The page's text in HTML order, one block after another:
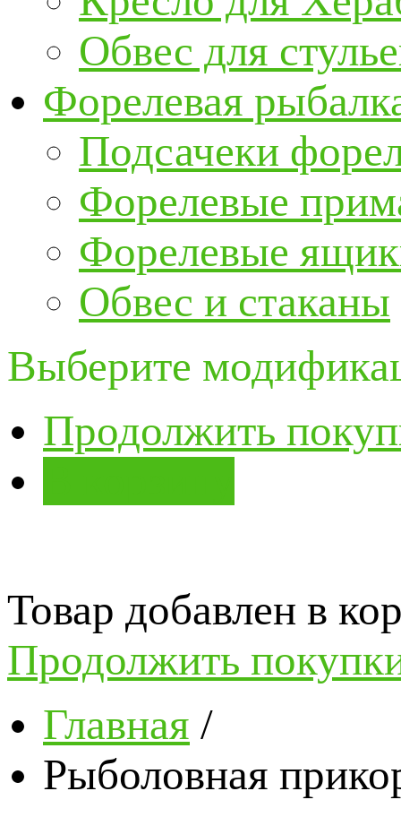
Обвес для
Форелевая
Подсачеки
Форелевые
Форелевые
Обвес и стаканы
Выберите
Продолжить
Товар добавлен в
Продолжить
Главная /
Рыболовная